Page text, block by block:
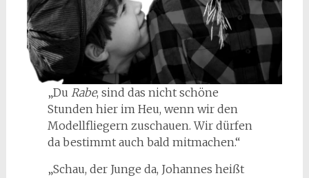
„Du Rabe, sind das nicht schöne
Stunden hier im Heu, wenn wir den
Modellfliegern zuschauen. Wir dürfen
da bestimmt auch bald mitmachen.“
„Schau, der Junge da, Johannes heißt